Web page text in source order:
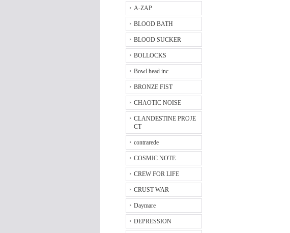
A-ZAP
BLOOD BATH
BLOOD SUCKER
BOLLOCKS
Bowl head inc.
BRONZE FIST
CHAOTIC NOISE
CLANDESTINE PROJE
CT
contrarede
COSMIC NOTE
CREW FOR LIFE
CRUST WAR
Daymare
DEPRESSION